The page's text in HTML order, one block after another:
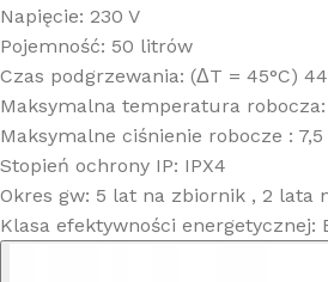
Napięcie: 230 V
Pojemność: 50 litrów
Czas podgrzewania: (ΔT = 45°C)
Maksymalna temperatura robocza:
Maksymalne ciśnienie robocze :
Stopień ochrony IP: IPX4
Okres gw: 5 lat na zbiornik , 2 lata
Klasa efektywności energetycznej: